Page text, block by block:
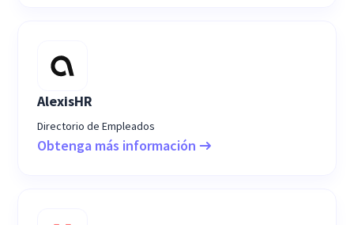
AlexisHR
Directorio de Empleados
Obtenga más información